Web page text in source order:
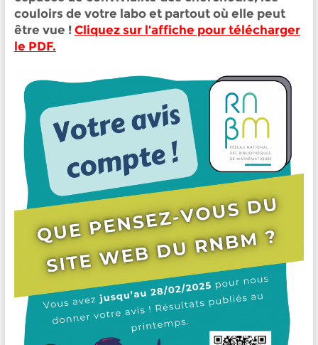
couloirs de votre labo et partout où elle peut
être vue ! Cliquez sur l’affiche pour télécharger
le PDF.